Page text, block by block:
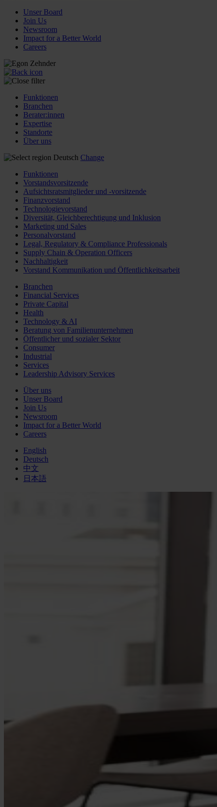
Unser Board
Join Us
Newsroom
Impact for a Better World
Careers
Funktionen
Branchen
Berater:innen
Expertise
Standorte
Über uns
Deutsch Change
Funktionen
Vorstandsvorsitzende
Aufsichtsratsmitglieder und -vorsitzende
Finanzvorstand
Technologievorstand
Diversität, Gleichberechtigung und Inklusion
Marketing und Sales
Personalvorstand
Legal, Regulatory & Compliance Professionals
Supply Chain & Operation Officers
Nachhaltigkeit
Vorstand Kommunikation und Öffentlichkeitsarbeit
Branchen
Financial Services
Private Capital
Health
Technology & AI
Beratung von Familienunternehmen
Öffentlicher und sozialer Sektor
Consumer
Industrial
Services
Leadership Advisory Services
Über uns
Unser Board
Join Us
Newsroom
Impact for a Better World
Careers
English
Deutsch
中文
日本語